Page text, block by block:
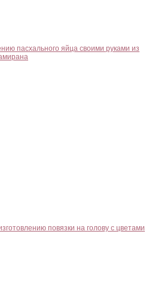
пасхального яйца своими руками из
повязки на голову с цветами